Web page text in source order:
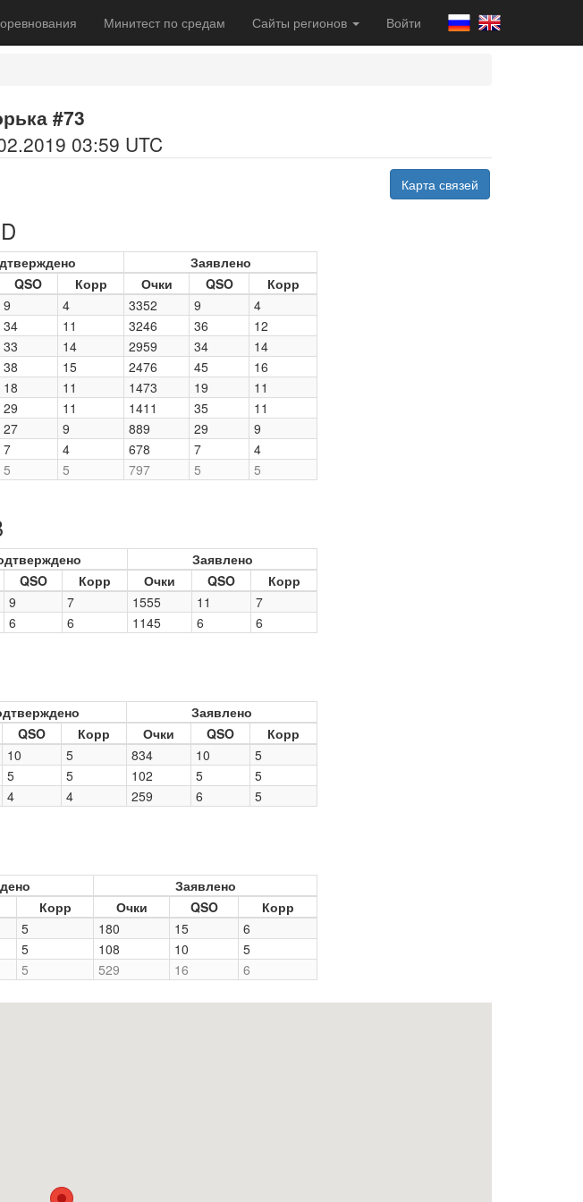
Минитест по средам Сайты регионов Войти
#73
03:59 UTC
Карта связей
Заявлено
QSO Корр Очки QSO
Корр
9 4 3352 9
4
34 11 3246 36
12
33 14 2959 34
14
38 15 2476 45
16
18 11 1473 19
11
29 11 1411 35
11
27 9 889 29
9
7 4 678 7
4
5 5 797 5 5
Заявлено
QSO Корр Очки QSO
Корр
9 7 1555 11
7
6 6 1145 6 6
Заявлено
QSO Корр Очки QSO
Корр
10 5 834 10
5
5 5 102 5
5
4 4 259 6 5
Заявлено
Корр Очки QSO
Корр
5 180 15
6
5 108 10
5
5 529 16 6